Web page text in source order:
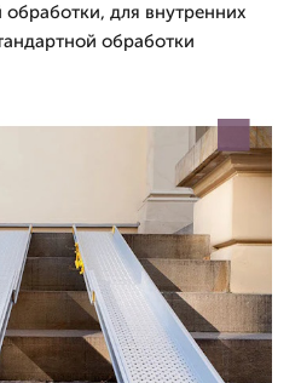
для внутренних
обработки